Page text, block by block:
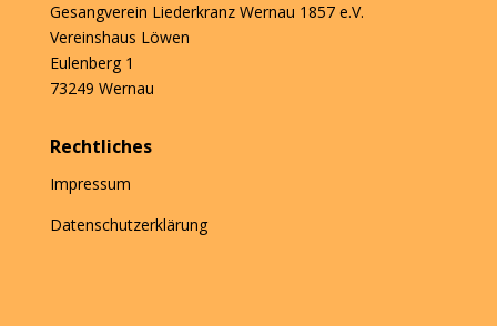
Gesangverein Liederkranz Wernau 1857 e.V.
Vereinshaus Löwen
Eulenberg 1
73249 Wernau
Rechtliches
Impressum
Datenschutzerklärung